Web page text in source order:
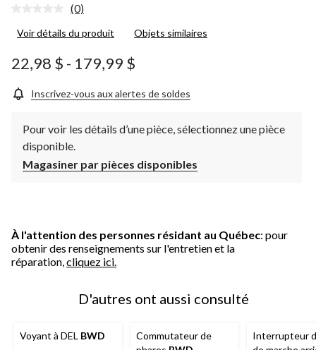
Aucune
pour
produit.
Lien
la
même
(0)
Voir détails du produit Objets similaires
22,98 $ - 179,99 $
Inscrivez-vous aux alertes de soldes
Pour voir les détails d’une pièce, sélectionnez une pièce
disponible.
Magasiner par pièces disponibles
À l'attention des personnes résidant au Québec: pour
obtenir des renseignements sur l'entretien et la
réparation, cliquez ici.
D'autres ont aussi consulté
Voyant à DEL BWD
Commutateur de
Interrupteur